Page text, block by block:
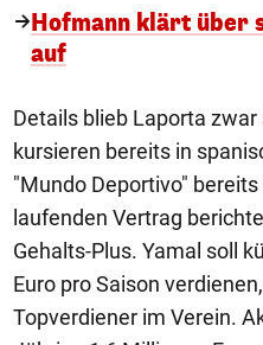
Hofmann klärt über
auf
Details blieb Laporta zwar
kursieren bereits in
"Mundo Deportivo"
laufenden Vertrag
Gehalts-Plus. Yamal soll
Euro pro Saison
Topverdiener im Verein.